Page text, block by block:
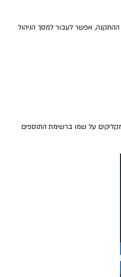
אפשר לעבור למסך הניהול
על שמו ברשימת התוספים